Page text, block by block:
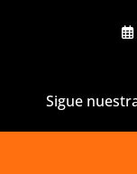
Sigue